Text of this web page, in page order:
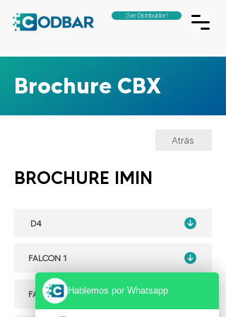
¡Ser Distribuidor!
Brochure CBX
Atrás
BROCHURE IMIN
D4
FALCON 1
FALCON 2Hablemos por Whatsapp